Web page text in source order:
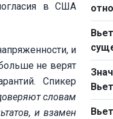
в США
и
не верят
Спикер
словам
и взамен